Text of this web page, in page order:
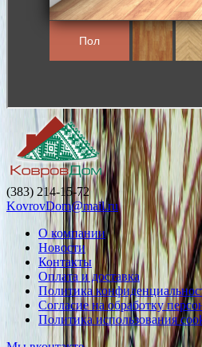
(383) 214-15-72
KovrovDom@mail.ru
О компании
Новости
Контакты
Оплата и доставка
Политика
Согласие на обработку
Политика использования